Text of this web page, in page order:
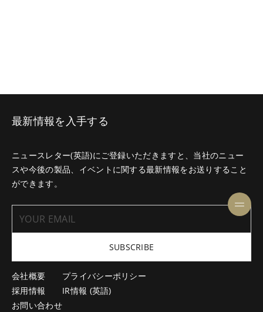
会社概要
採用情報
お問い合わせ
プライバシーポリシー
IR情報 (英語)
最新情報を入手する
ニュースレター(英語)にご登録いただきますと、当社のニュー
スや今後の製品、イベントに関する最新情報をお送りすること
ができます。
SUBSCRIBE